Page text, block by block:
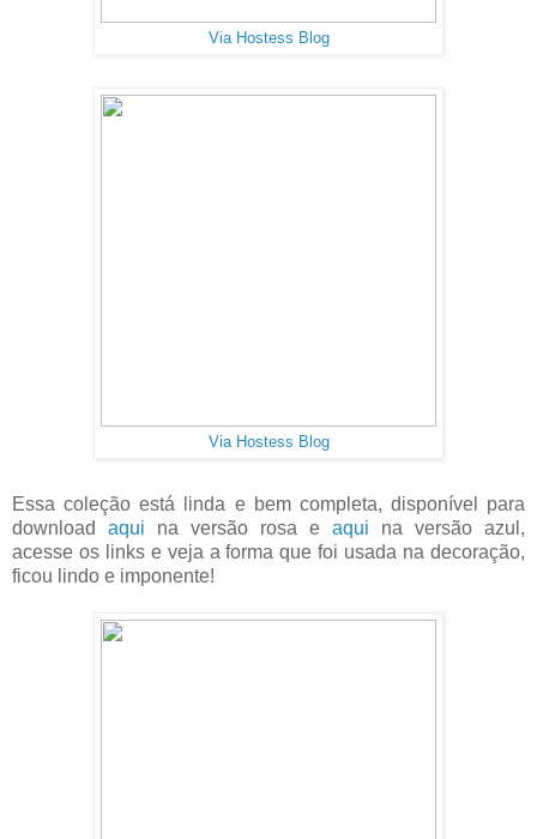
Via Hostess Blog
Via Hostess Blog
Essa coleção está linda e bem completa, disponível para
download aqui na versão rosa e aqui na versão azul,
acesse os links e veja a forma que foi usada na decoração,
ficou lindo e imponente!